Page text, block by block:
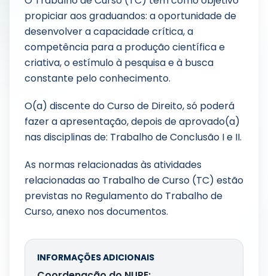
propiciar aos graduandos: a oportunidade de
desenvolver a capacidade crítica, a
competência para a produção científica e
criativa, o estímulo à pesquisa e à busca
constante pelo conhecimento.
O(a) discente do Curso de Direito, só poderá
fazer a apresentação, depois de aprovado(a)
nas disciplinas de: Trabalho de Conclusão I e II.
As normas relacionadas às atividades
relacionadas ao Trabalho de Curso (TC) estão
previstas no Regulamento do Trabalho de
Curso, anexo nos documentos.
INFORMAÇÕES ADICIONAIS